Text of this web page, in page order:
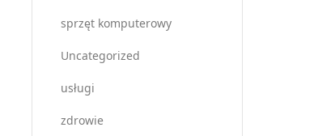
sprzęt komputerowy
Uncategorized
usługi
zdrowie